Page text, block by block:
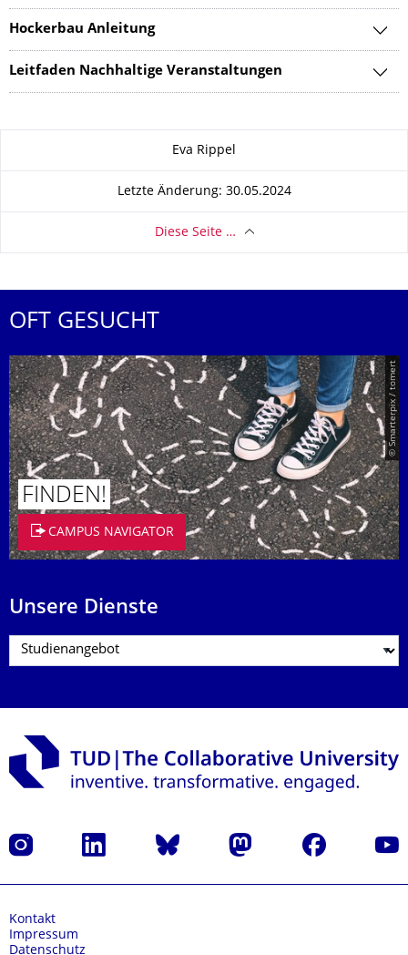
Hockerbau Anleitung
Leitfaden Nachhaltige Veranstaltungen
Eva Rippel
Letzte Änderung: 30.05.2024
Diese Seite …
OFT GESUCHT
© Smarterpix / tomert
FINDEN!
CAMPUS NAVIGATOR
Unsere Dienste
Instagram LinkedIn Bluesky Mastodon Facebook
Kontakt
Impressum
Datenschutz